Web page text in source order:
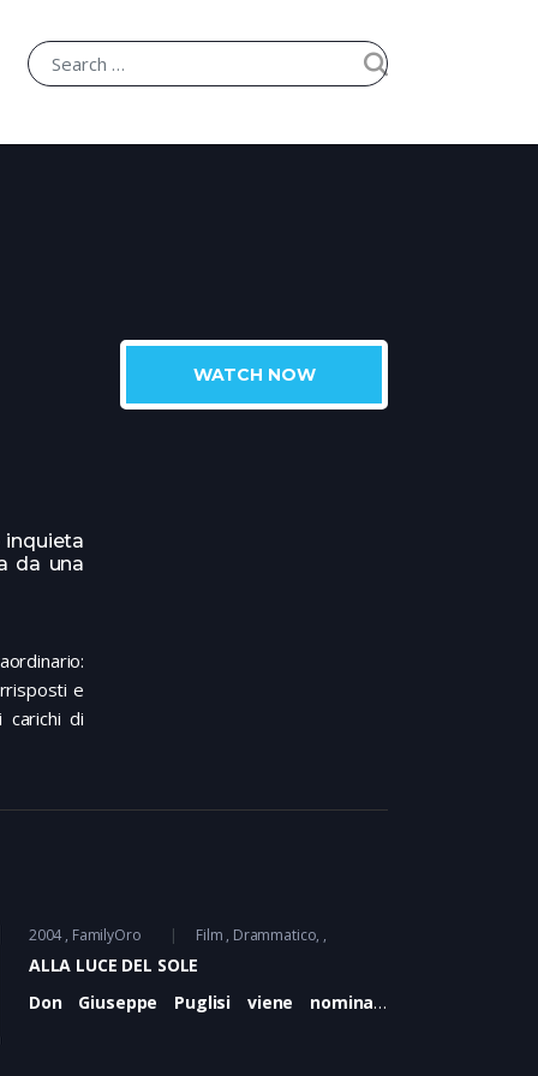
WATCH NOW
inquieta
da una
e
di
2004 FamilyOro Film Drammatico
ALLA LUCE DEL SOLE
Don Giuseppe Puglisi viene nominato